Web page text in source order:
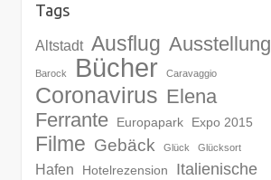
Tags
Altstadt Ausflug Ausstellung
Barock Bücher Caravaggio
Coronavirus Elena
Ferrante
Europapark Expo 2015
Filme Gebäck Glück Glücksort
Hafen Hotelrezension
Italienische